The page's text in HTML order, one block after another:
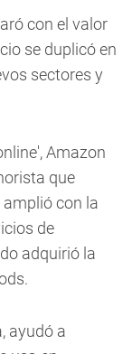
con el valor
se duplicó en
sectores y
Amazon
que
con la
de
adquirió la
ayudó a